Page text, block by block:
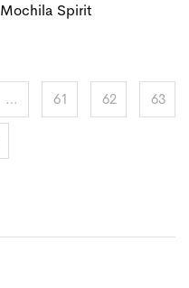
Mochila Spirit
… 61 62 63